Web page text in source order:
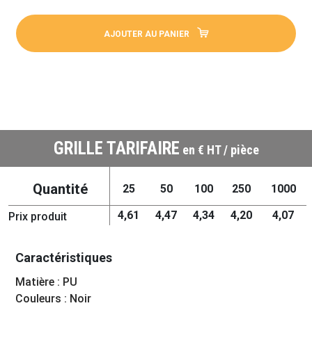
AJOUTER AU PANIER
GRILLE TARIFAIRE en € HT / pièce
Quantité 25 50 100 250 1000
Prix produit 4,61 4,47 4,34 4,20 4,07
Caractéristiques
Matière : PU
Couleurs : Noir